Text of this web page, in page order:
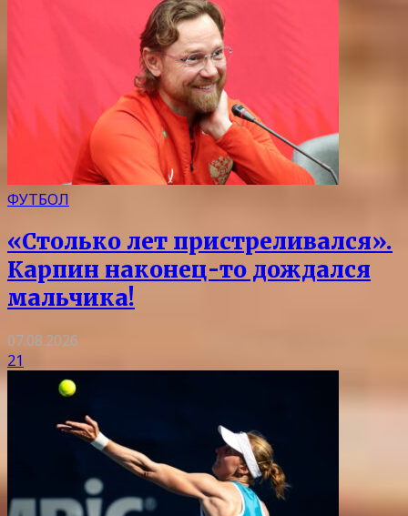
ФУТБОЛ
«Столько лет пристреливался».
Карпин наконец-то дождался
мальчика!
07.08.2026
21